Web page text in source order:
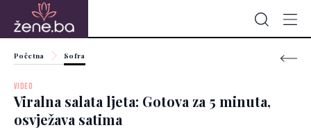
Početna Sofra
VIDEO
Viralna salata ljeta: Gotova za 5 minuta,
osvježava satima